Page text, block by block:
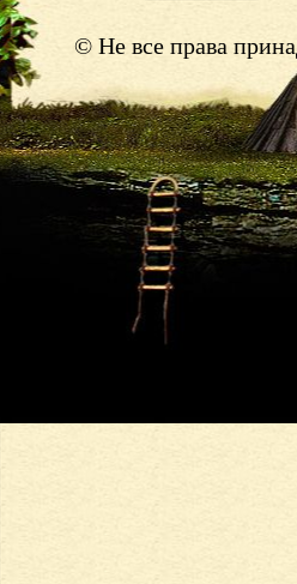
© Не все права